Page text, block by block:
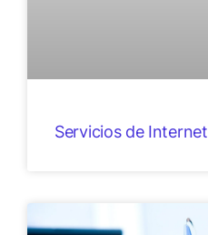
Servicios de Internet